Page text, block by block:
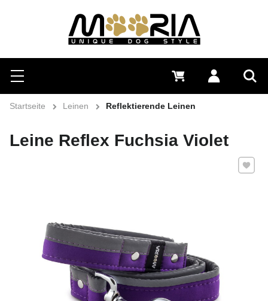
Suchen
Menü Anmelden
0 €
Startseite Leinen Reflektierende Leinen
Leine Reflex Fuchsia Violet
Zu